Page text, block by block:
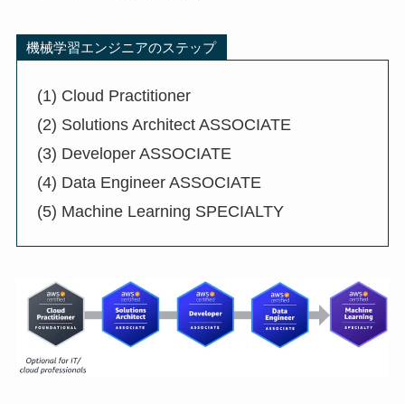
機械学習エンジニアのステップ
(1) Cloud Practitioner
(2) Solutions Architect ASSOCIATE
(3) Developer ASSOCIATE
(4) Data Engineer ASSOCIATE
(5) Machine Learning SPECIALTY